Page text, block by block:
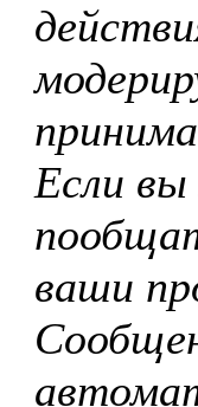
Если вы
ваши